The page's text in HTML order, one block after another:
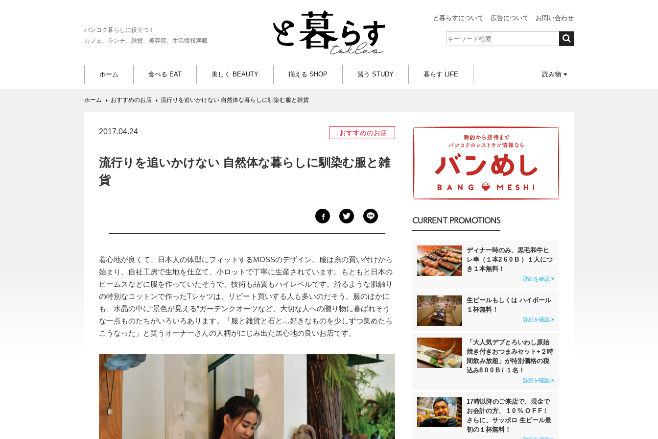
バンコク暮らしに役立つ！
カフェ、ランチ、雑貨、美容院、生活情報満載
と暮らすについて 広告について お問い合わせ
ホーム 食べる EAT 美しく BEAUTY 揃える SHOP 習う STUDY 暮らす LIFE 読み物
ホーム おすすめのお店 流行りを追いかけない 自然体な暮らしに馴染む服と雑貨
2017.04.24 おすすめのお店
流行りを追いかけない 自然体な暮らしに馴染む服と雑
貨
着心地が良くて、日本人の体型にフィットするMOSSのデザイン。服は糸の買い付けから
始まり、自社工房で生地を仕立て、小ロットで丁寧に生産されています。もともと日本の
ビームスなどに服を作っていたそうで、技術も品質もハイレベルです。滑るような肌触り
の特別なコットンで作ったTシャツは、リピート買いする人も多いのだそう。服のほかに
も、水晶の中に“景色が見える”ガーデンクオーツなど、大切な人への贈り物に喜ばれそう
な一点ものたちがいろいろあります。「服と雑貨と石と…好きなものを少しずつ集めたら
こうなった」と笑うオーナーさんの人柄がにじみ出た居心地の良いお店です。
CURRENT PROMOTIONS
ディナー時のみ、黒毛和牛ヒ
レ串（１本2 6 0 B ）１人につ
き１本無料！
詳細を確認
生ビールもしくは ハイボール
１杯無料！
詳細を確認
「大人気デブとろいわし原始
焼き付きおつまみセット+２時
間飲み放題」が特別価格の税
込み8 0 0 B / １名！
詳細を確認
17時以降のご来店で、現金で
お会計の方、 1 0 % O F F！
さらに、サッポロ 生ビール最
初の１杯無料！